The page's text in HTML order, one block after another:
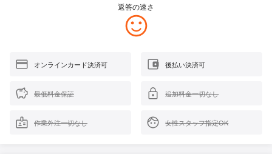
返答の速さ
オンラインカード決済可 後払い決済可
最低料金保証 追加料金一切なし
作業外注一切なし 女性スタッフ指定OK